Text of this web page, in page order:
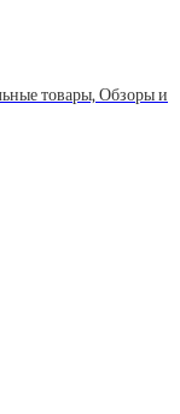
товары, Обзоры и